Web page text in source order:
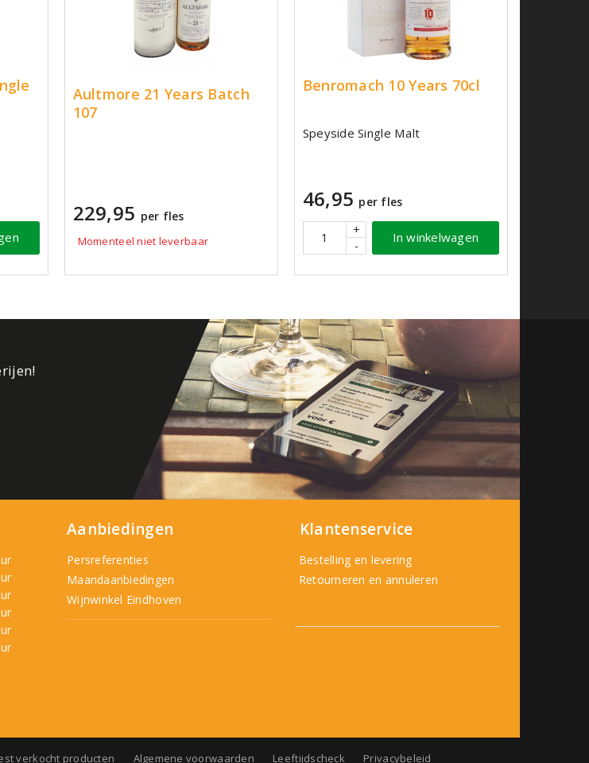
Aultmore 21 Years Batch
107
229,95 per fles
Momenteel niet leverbaar
Benromach 10 Years 70cl
Speyside Single Malt
46,95 per fles
+
-
In winkelwagen
Aanbiedingen
Persreferenties
Maandaanbiedingen
Wijnwinkel Eindhoven
Klantenservice
Bestelling en levering
Retourneren en annuleren
verkocht producten Algemene voorwaarden Leeftijdscheck Privacybeleid